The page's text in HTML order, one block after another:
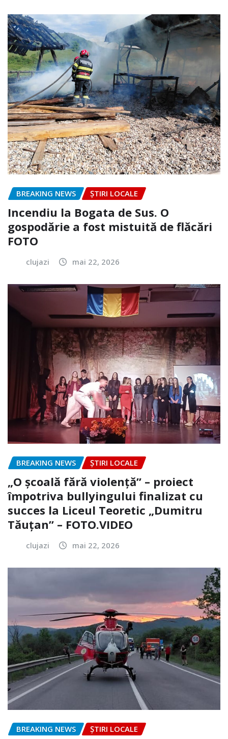
BREAKING NEWS ȘTIRI LOCALE
Incendiu la Bogata de Sus. O
gospodărie a fost mistuită de flăcări
FOTO
clujazi mai 22, 2026
BREAKING NEWS ȘTIRI LOCALE
„O școală fără violență” – proiect
împotriva bullyingului finalizat cu
succes la Liceul Teoretic „Dumitru
Tăuțan” – FOTO.VIDEO
clujazi mai 22, 2026
BREAKING NEWS ȘTIRI LOCALE